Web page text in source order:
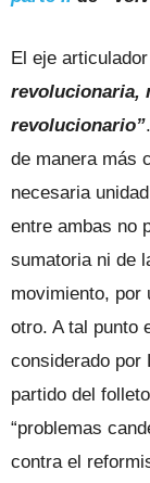
El eje
revolucionaria,
revolucionario”
de manera más
necesaria
entre ambas no
sumatoria ni de
movimiento, por
otro. A tal punto
considerado por
partido del
“problemas
contra el